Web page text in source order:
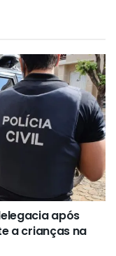
após
a crianças na